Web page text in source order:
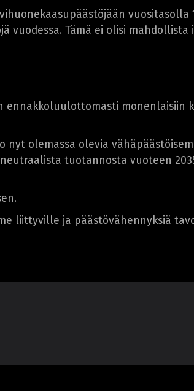
vuodessa. Tämä ei olisi
monenlaisiin
olemassa olevia
tuotannosta vuoteen
liittyville ja päästövähennyksiä